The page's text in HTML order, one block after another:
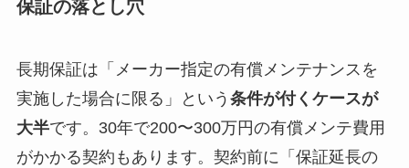
保証の落とし穴
長期保証は「メーカー指定の有償メンテナンスを
実施した場合に限る」という 条件が付くケースが
大半です。30年で200〜300万円の有償メンテ費用
がかかる契約もあります。契約前に「保証延長の